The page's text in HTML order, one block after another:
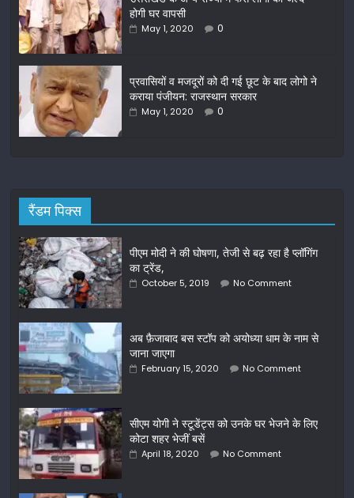
k
होगी घर वापसी
May 1, 2020 0
प्रवासियों व मजदूरों को दी गई छूट के बाद लोगो ने
कराया पंजीयन: राजस्थान सरकार
May 1, 2020 0
रैंडम पिक्स
पीएम मोदी ने की घोषणा, तेजी से बढ़ रहा है प्लॉगिंग
का ट्रेंड,
October 5, 2019 No Comment
अब फ़ैजाबाद बस स्टॉप को अयोध्या धाम के नाम से
जाना जाएगा
February 15, 2020 No Comment
सीएम योगी ने स्टूडेंट्स को उनके घर भेजने के लिए
कोटा शहर भेजीं बसें
April 18, 2020 No Comment